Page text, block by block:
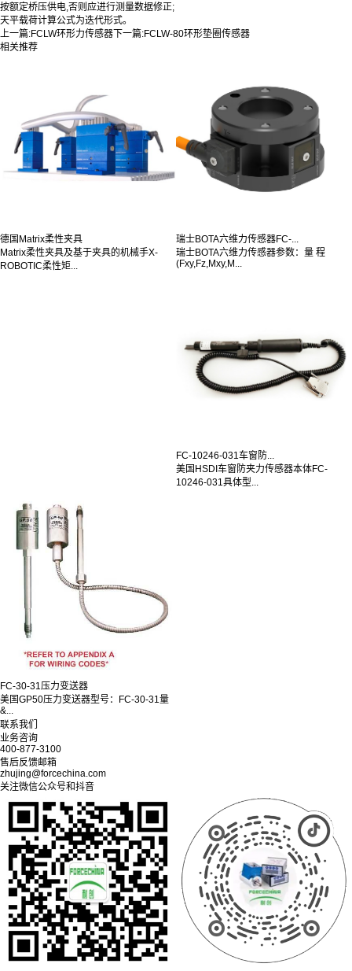
按额定桥压供电,否则应进行测量数据修正;
天平载荷计算公式为迭代形式。
上一篇:FCLW环形力传感器 下一篇:FCLW-80环形垫圈传感器
相关推荐
德国Matrix柔性夹具
Matrix柔性夹具及基于夹具的机械手X-
ROBOTIC柔性矩...
瑞士BOTA六维力传感器FC-...
瑞士BOTA六维力传感器参数：量 程
(Fxy,Fz,Mxy,M...
FC-10246-031车窗防...
美国HSDI车窗防夹力传感器本体FC-
10246-031具体型...
FC-30-31压力变送器
美国GP50压力变送器型号：FC-30-31量
&...
联系我们
业务咨询
400-877-3100
售后反馈邮箱
zhujing@forcechina.com
关注微信公众号和抖音